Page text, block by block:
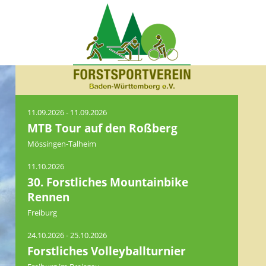
11.09.2026 - 11.09.2026
MTB Tour auf den Roßberg
Mössingen-Talheim
11.10.2026
30. Forstliches Mountainbike
Rennen
Freiburg
24.10.2026 - 25.10.2026
Forstliches Volleyballturnier